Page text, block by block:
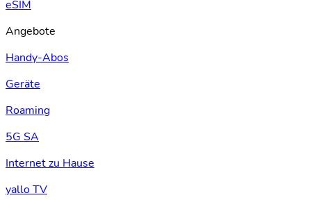
eSIM
Angebote
Handy-Abos
Geräte
Roaming
5G SA
Internet zu Hause
yallo TV